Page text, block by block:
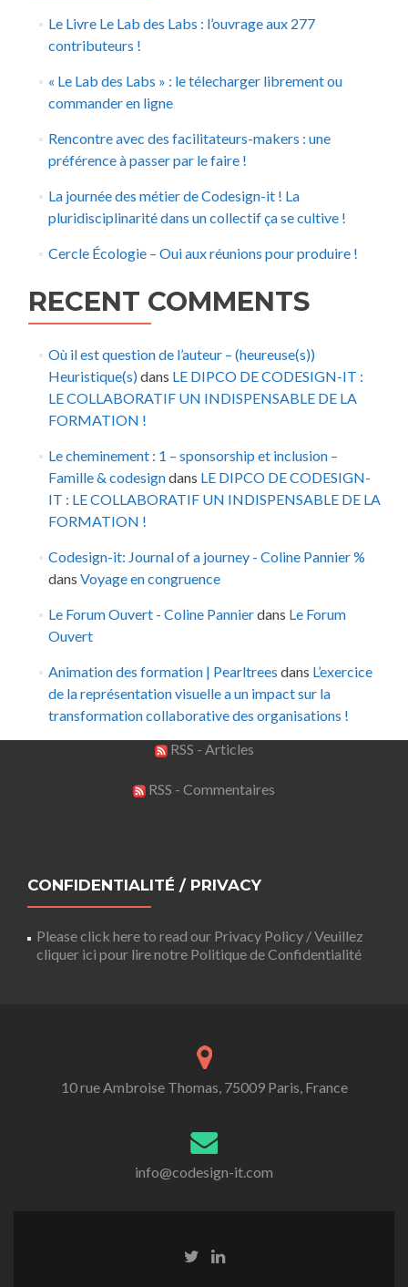
Le Livre Le Lab des Labs : l’ouvrage aux 277
contributeurs !
« Le Lab des Labs » : le télecharger librement ou
commander en ligne
Rencontre avec des facilitateurs-makers : une
préférence à passer par le faire !
La journée des métier de Codesign-it ! La
pluridisciplinarité dans un collectif ça se cultive !
Cercle Écologie – Oui aux réunions pour produire !
RECENT COMMENTS
Où il est question de l’auteur – (heureuse(s))
Heuristique(s)dans LE DIPCO DE CODESIGN-IT :
LE COLLABORATIF UN INDISPENSABLE DE LA
FORMATION !
Le cheminement : 1 – sponsorship et inclusion –
Famille & codesigndans LE DIPCO DE CODESIGN-
IT : LE COLLABORATIF UN INDISPENSABLE DE LA
FORMATION !
Codesign-it: Journal of a journey - Coline Pannier %
dans Voyage en congruence
Le Forum Ouvert - Coline Pannierdans Le Forum
Ouvert
Animation des formation | Pearltrees dans L’exercice
de la représentation visuelle a un impact sur la
transformation collaborative des organisations !
RSS - Articles
RSS - Commentaires
CONFIDENTIALITÉ / PRIVACY
Please click here to read our Privacy Policy / Veuillez
cliquer ici pour lire notre Politique de Confidentialité
10 rue Ambroise Thomas, 75009 Paris, France
info@codesign-it.com